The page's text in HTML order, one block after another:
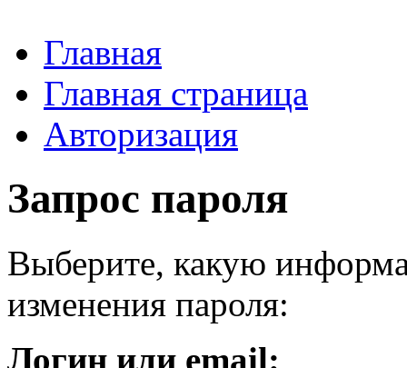
Главная
Главная страница
Авторизация
Запрос пароля
Выберите, какую
изменения пароля:
Логин или email: